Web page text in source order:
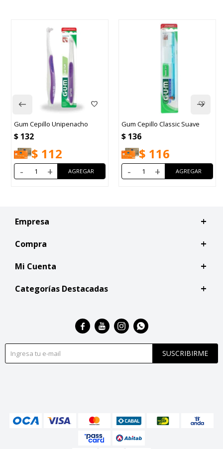
Gum Cepillo Unipenacho
$ 132
$ 112
- +
Gum Cepillo Classic Suave
$ 136
$ 116
- +
Empresa
Compra
Mi Cuenta
Categorías Destacadas
SUSCRIBIRME
   